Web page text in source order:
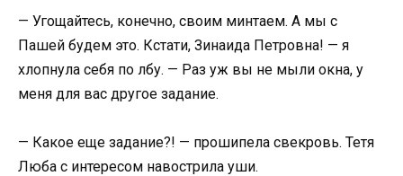
— Угощайтесь, конечно, своим минтаем. А мы с
Пашей будем это. Кстати, Зинаида Петровна! — я
хлопнула себя по лбу. — Раз уж вы не мыли окна, у
меня для вас другое задание.
— Какое еще задание?! — прошипела свекровь. Тетя
Люба с интересом навострила уши.